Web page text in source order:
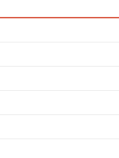
Toren und Punkten